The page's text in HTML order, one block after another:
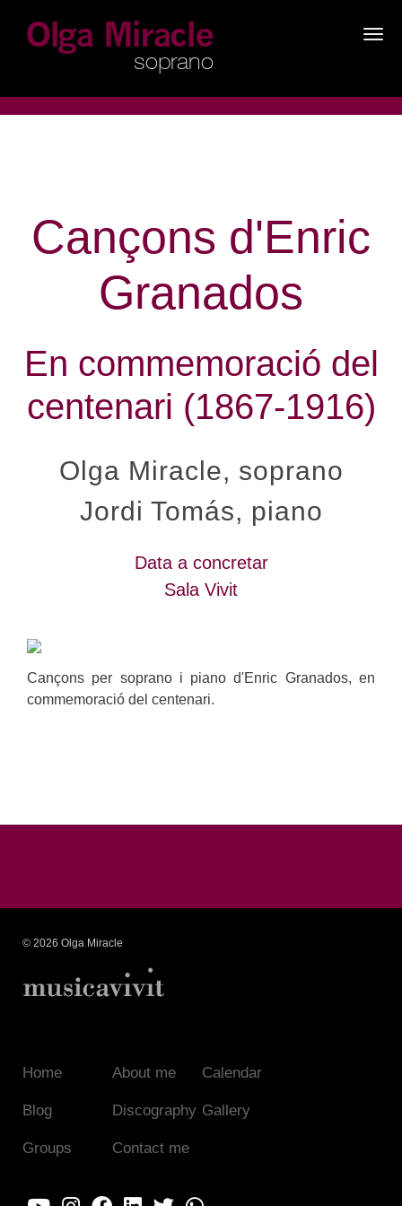
Cançons d'Enric
Granados
En commemoració del
centenari (1867-1916)
Olga Miracle, soprano
Jordi Tomás, piano
Data a concretar
Sala Vivit
Cançons per soprano i piano d'Enric Granados, en
commemoració del centenari.
© 2026 Olga Miracle
Home About me Calendar
Blog Discography Gallery
Groups Contact me